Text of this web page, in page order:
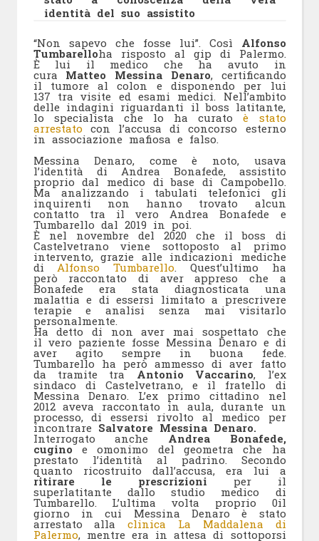
identità del suo assistito
“Non sapevo che fosse lui”. Così Alfonso
Tumbarelloha risposto al gip di Palermo.
È lui il medico che ha avuto in
cura Matteo Messina Denaro, certificando
il tumore al colon e disponendo per lui
137 tra visite ed esami medici. Nell’ambito
delle indagini riguardanti il boss latitante,
lo specialista che lo ha curatoè stato
arrestato con l’accusa di concorso esterno
in associazione mafiosa e falso.
Messina Denaro, come è noto, usava
l’identità di Andrea Bonafede, assistito
proprio dal medico di base di Campobello.
Ma analizzando i tabulati telefonici gli
inquirenti non hanno trovato alcun
contatto tra il vero Andrea Bonafede e
Tumbarello dal 2019 in poi.
È nel novembre del 2020 che il boss di
Castelvetrano viene sottoposto al primo
intervento, grazie alle indicazioni mediche
di Alfonso Tumbarello . Quest’ultimo ha
però raccontato di aver appreso che a
Bonafede era stata diagnosticata una
malattia e di essersi limitato a prescrivere
terapie e analisi senza mai visitarlo
personalmente.
Ha detto di non aver mai sospettato che
il vero paziente fosse Messina Denaro e di
aver agito sempre in buona fede.
Tumbarello ha però ammesso di aver fatto
da tramite traAntonio Vaccarino, l’ex
sindaco di Castelvetrano, e il fratello di
Messina Denaro. L’ex primo cittadino nel
2012 aveva raccontato in aula, durante un
processo, di essersi rivolto al medico per
incontrare Salvatore Messina Denaro.
Interrogato anche Andrea Bonafede,
cuginoe omonimo del geometra che ha
prestato l’identità al padrino. Secondo
quanto ricostruito dall’accusa, era lui a
ritirare le prescrizioni per il
superlatitante dallo studio medico di
Tumbarello. L’ultima volta proprio 0il
giorno in cui Messina Denaro è stato
arrestato allaclinica La Maddalena di
Palermo, mentre era in attesa di sottoporsi